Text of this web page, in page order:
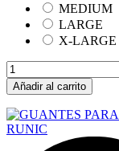
MEDIUM
LARGE
X-LARGE
Añadir al carrito